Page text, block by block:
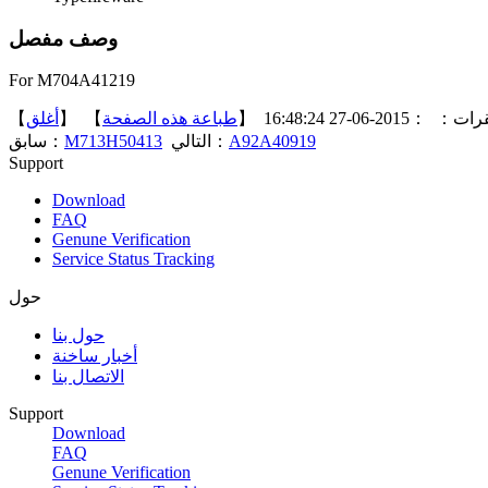
وصف مفصل
For M704A41219
：
：2015-06-27 16:48:24 【 طباعة هذه الصفحة 】 【 أغلق 】
سابق： M713H50413 التالي： A92A40919
Support
Download
FAQ
Genune Verification
Service Status Tracking
حول
حول بنا
أخبار ساخنة
الاتصال بنا
Support
Download
FAQ
Genune Verification